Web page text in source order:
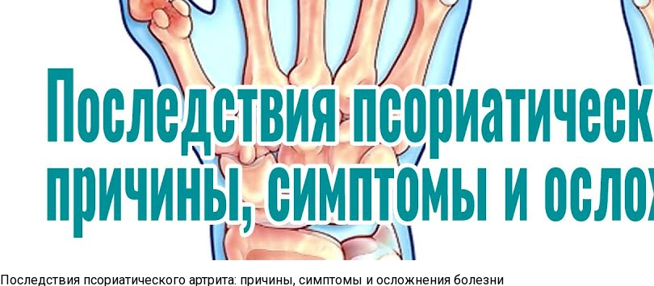
Последствия псориатического артрита: причины, симптомы и осложнения болезни